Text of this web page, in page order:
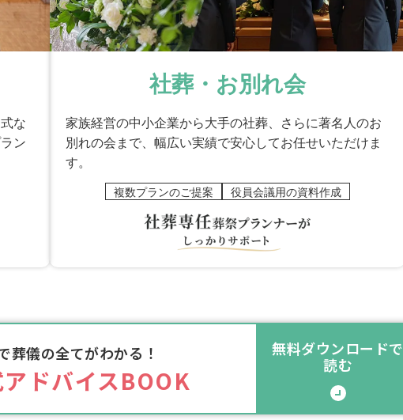
な
ン
社葬・お別れ会
家族経営の中小企業から大手の社葬、さらに著名人のお
別れの会まで、幅広い実績で安心してお任せいただけま
す。
複数プランのご提案 役員会議用の資料作成
葬儀の全てがわかる！
ドバイスBOOK
無料ダウンロードで
読む